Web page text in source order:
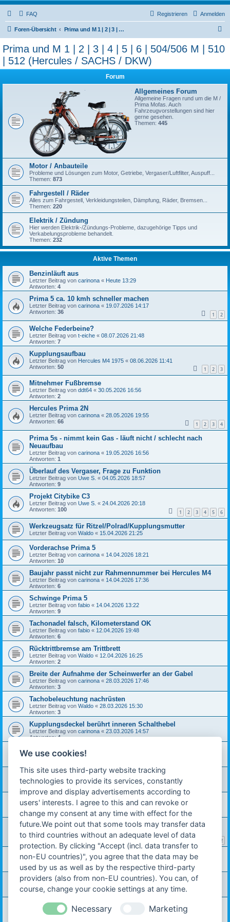
FAQ Anmelden
Registrieren
Foren-Übersicht Prima und M 1 | 2 | 3 | 4 | 5 | 6 | 504/506 M | 510 | 512 (Hercules / SACHS / DKW)
Prima und M 1 | 2 | 3 | 4 | 5 | 6 | 504/506 M | 510
| 512 (Hercules / SACHS / DKW)
Forum
Allgemeines Forum
Allgemeine Fragen rund um die M /
Prima Mofas. Auch
Fahrzeugvorstellungen sind hier
gerne gesehen.
Themen: 445
Motor / Anbauteile
Probleme und Lösungen zum Motor, Getriebe, Vergaser/Luftfilter, Auspuff...
Themen: 873
Fahrgestell / Räder
Alles zum Fahrgestell, Verkleidungsteilen, Dämpfung, Räder, Bremsen...
Themen: 220
Elektrik / Zündung
Hier werden Elektrik-/Zündungs-Probleme, dazugehörige Tipps und
Verkabelungsprobleme behandelt.
Themen: 232
Aktive Themen
Benzinläuft aus
Letzter Beitrag von carinona « Heute 13:29
Antworten: 4
Prima 5 ca. 10 kmh schneller machen
Letzter Beitrag von carinona « 19.07.2026 14:17
Antworten: 36 1 2
Welche Federbeine?
Letzter Beitrag von t-eiche « 08.07.2026 21:48
Antworten: 7
Kupplungsaufbau
Letzter Beitrag von Hercules M4 1975 « 08.06.2026 11:41
Antworten: 50 1 2 3
Mitnehmer Fußbremse
Letzter Beitrag von ddt64 « 30.05.2026 16:56
Antworten: 2
Hercules Prima 2N
Letzter Beitrag von carinona « 28.05.2026 19:55
Antworten: 66 1 2 3 4
Prima 5s - nimmt kein Gas - läuft nicht / schlecht nach
Neuaufbau
Letzter Beitrag von carinona « 19.05.2026 16:56
Antworten: 1
Überlauf des Vergaser, Frage zu Funktion
Letzter Beitrag von Uwe S. « 04.05.2026 18:57
Antworten: 9
Projekt Citybike C3
Letzter Beitrag von Uwe S. « 24.04.2026 20:18
Antworten: 100 1 2 3 4 5 6
Werkzeugsatz für Ritzel/Polrad/Kupplungsmutter
Letzter Beitrag von Waldo « 15.04.2026 21:25
Vorderachse Prima 5
Letzter Beitrag von carinona « 14.04.2026 18:21
Antworten: 10
Baujahr passt nicht zur Rahmennummer bei Hercules M4
Letzter Beitrag von carinona « 14.04.2026 17:36
Antworten: 6
Schwinge Prima 5
Letzter Beitrag von fabio « 14.04.2026 13:22
Antworten: 9
Tachonadel falsch, Kilometerstand OK
Letzter Beitrag von fabio « 12.04.2026 19:48
Antworten: 6
Rücktrittbremse am Trittbrett
Letzter Beitrag von Waldo « 12.04.2026 16:25
Antworten: 2
Breite der Aufnahme der Scheinwerfer an der Gabel
Letzter Beitrag von carinona « 28.03.2026 17:46
Antworten: 3
Tachobeleuchtung nachrüsten
Letzter Beitrag von Waldo « 28.03.2026 15:30
Antworten: 3
Kupplungsdeckel berührt inneren Schalthebel
Letzter Beitrag von carinona « 23.03.2026 14:57
Antworten:4
Hercules M5 Gabel überholen
Letzter Beitrag vonWaldo
Ratschlag zu Schraube im Dekoventil gesucht
Letzter Beitrag vonfabio«15.03.2026 12:02
Fehlende Scheibenfeder Kupplung Automatik normal?
Letzter Beitrag von carinona «14.03.2026 11:32
Antworten:5
Prima 4 ohne Papiere
Letzter Beitrag von carinona « 09.03.2026 09:05
Antworten:20 2
Hilfe beim Zündfunke
Letzter Beitrag von carinona
07.03.2026 18:54
Antworten: 12
Hercules Prima SX 3 Gang Betriebsanleitung
Letzter Beitrag von Ralf ZX 1 «04.03.2026 19:51
Antworten:2
Prima 4 bzw. 5 fährt nur 20km/h
Letzter Beitrag voncarinona« 04.03.2026 18:28
We use cookies!
This site uses third-party website tracking
technologies to provide its services, constantly
improve and display advertisements according to
users' interests. I agree to this and can revoke or
change my consent at any time with effect for the
future.We point out that some tools may transfer data
to third countries without an adequate level of data
protection. By clicking "Accept (incl. data transfer to
non-EU countries)", you agree that the data may be
used by us as well as by the respective third-party
providers (also from non-EU countries). You can, of
course, change your cookie settings at any time.
Necessary Marketing